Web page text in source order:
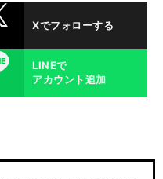
Xでフォローする
LINEで
アカウント追加